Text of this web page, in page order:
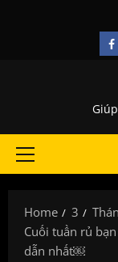
Primary
Home 3
Cuối tuần rủ
dẫn nhất￼